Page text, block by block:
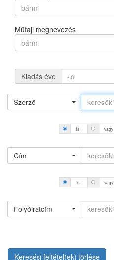
bármi
Műfaji megnevezés
bármi
Kiadás éve
Szerző
és vagy
Cím
és vagy
Folyóiratcím
Keresési feltétel(ek) törlése